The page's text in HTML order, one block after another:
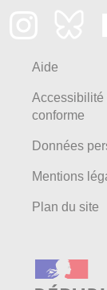
Aide
Accessibilité
conforme
Données
Mentions
Plan du site